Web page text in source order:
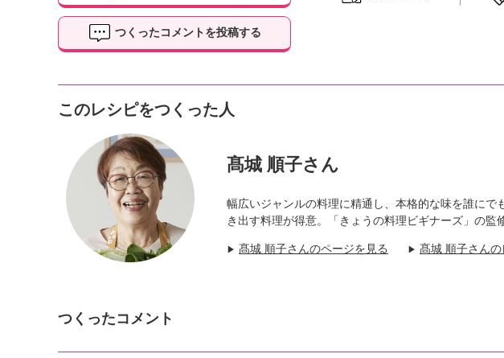
つくったコメントを投稿する
このレシピをつくった人
髙城 順子さん
幅広いジャンルの料理に精通し、本格的な味を誰にで
き出す料理が得意。「きょうの料理ビギナーズ」の監
▶ 髙城 順子さんのページを見る ▶ 髙城 順子さん
つくったコメント